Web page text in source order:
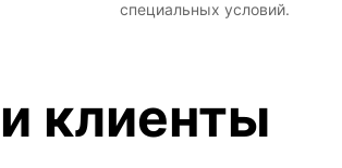
специальных условий.
клиенты